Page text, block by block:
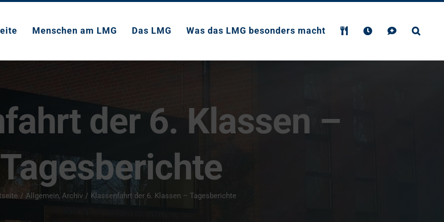
Menschen am LMG Das LMG Was das LMG besonders macht
der 6. Klassen –
Tagesberichte
Allgemein Archiv Klassenfahrt der 6. Klassen – Tagesberichte